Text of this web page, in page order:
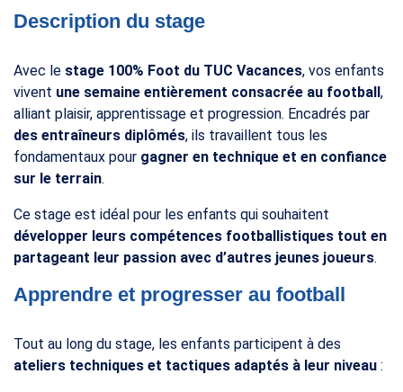
6-14 ans
Été
Description du stage
Avec le stage 100% Foot du TUC Vacances, vos enfants
vivent une semaine entièrement consacrée au football,
alliant plaisir, apprentissage et progression. Encadrés par
des entraîneurs diplômés, ils travaillent tous les
fondamentaux pour gagner en technique et en confiance
sur le terrain.
Ce stage est idéal pour les enfants qui souhaitent
développer leurs compétences footballistiques tout en
partageant leur passion avec d’autres jeunes joueurs.
Apprendre et progresser au football
Tout au long du stage, les enfants participent à des
ateliers techniques et tactiques adaptés à leur niveau :